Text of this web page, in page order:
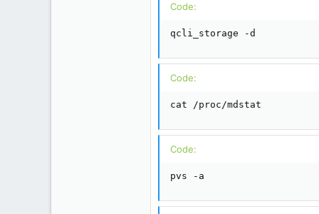
Code:
qcli_storage -d
Code:
cat /proc/mdstat
Code:
pvs -a